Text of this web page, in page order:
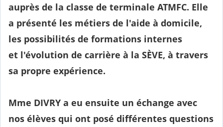
auprès de la classe de terminale ATMFC. Elle
a présenté les métiers de l'aide à domicile,
les possibilités de formations internes
et l'évolution de carrière à la SÈVE, à travers
sa propre expérience.
Mme DIVRY a eu ensuite un échange avec
nos élèves qui ont posé différentes questions